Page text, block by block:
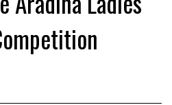
VOKSNE
& TREATS
& TILBEHØR
VÆRKTØJ
LINERS & DÆKKEN
& RIDEDÆKKEN
& MARTIN